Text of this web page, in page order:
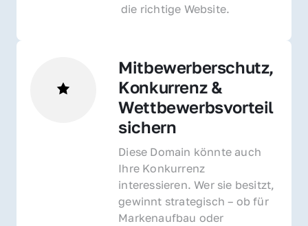
die richtige Website.
Mitbewerberschutz,
Konkurrenz &
Wettbewerbsvorteil
sichern
Diese Domain könnte auch
Ihre Konkurrenz
interessieren. Wer sie besitzt,
gewinnt strategisch – ob für
Markenaufbau oder